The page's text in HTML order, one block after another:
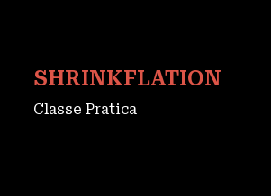
SHRINKFLATION
Classe Pratica